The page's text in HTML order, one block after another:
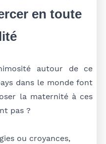
en toute
autour de ce
dans le monde font
la maternité à ces
pas ?
ou croyances,